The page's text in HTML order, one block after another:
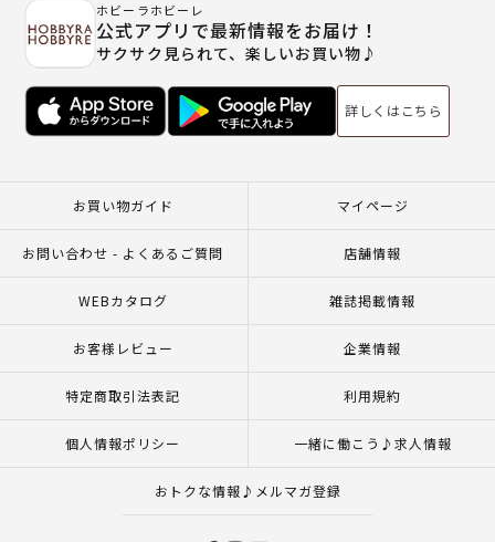
ホビーラホビーレ
公式アプリで最新情報をお届け！
サクサク見られて、楽しいお買い物♪
詳しくはこちら
お買い物ガイド マイページ
お問い合わせ - よくあるご質問 店舗情報
WEBカタログ 雑誌掲載情報
お客様レビュー 企業情報
特定商取引法表記 利用規約
個人情報ポリシー 一緒に働こう♪求人情報
おトクな情報♪メルマガ登録